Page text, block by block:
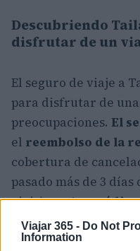
Viajar 365 - Do Not
Information
Descubriendo
disfrutar de un
El seguro de viaje a
para disfrutar de
preocupaciones. El
el reembolso de la
cobertura de
pasado más de 3
viaje),gastos
anticipada y regreso
lejos de casa, si